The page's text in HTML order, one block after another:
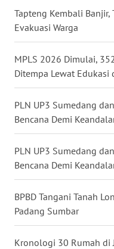
Tapteng Kembali Banjir,
Evakuasi Warga
MPLS 2026 Dimulai,
Ditempa Lewat Edukasi
PLN UP3 Sumedang
Bencana Demi
PLN UP3 Sumedang
Bencana Demi
BPBD Tangani Tanah
Padang Sumbar
Kronologi 30 Rumah di
WN
WN
WN
KALSEL
WN
KALTIM